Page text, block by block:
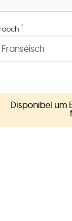
*
Disponibel um